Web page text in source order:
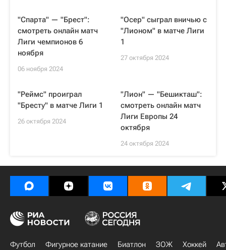
"Спарта" — "Брест":
смотреть онлайн матч
Лиги чемпионов 6
ноября
06 ноября 2024
"Осер" сыграл вничью с
"Лионом" в матче Лиги
1
27 октября 2024
"Реймс" проиграл
"Бресту" в матче Лиги 1
26 октября 2024
"Лион" — "Бешикташ":
смотреть онлайн матч
Лиги Европы 24
октября
24 октября 2024
Футбол Фигурное катание Биатлон ЗОЖ Хоккей